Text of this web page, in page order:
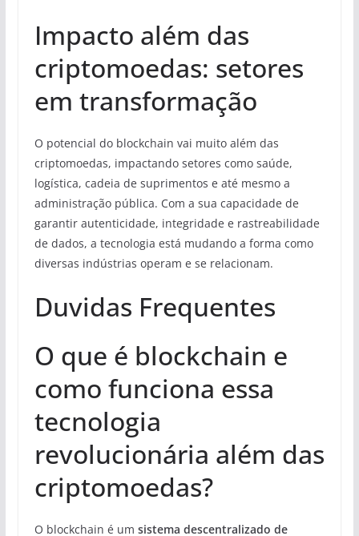
Impacto além das
criptomoedas: setores
em transformação
O potencial do blockchain vai muito além das
criptomoedas, impactando setores como saúde,
logística, cadeia de suprimentos e até mesmo a
administração pública. Com a sua capacidade de
garantir autenticidade, integridade e rastreabilidade
de dados, a tecnologia está mudando a forma como
diversas indústrias operam e se relacionam.
Duvidas Frequentes
O que é blockchain e
como funciona essa
tecnologia
revolucionária além das
criptomoedas?
O blockchain é um sistema descentralizado de